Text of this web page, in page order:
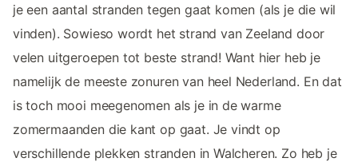
je een aantal stranden tegen gaat komen (als je die wil
vinden). Sowieso wordt het strand van Zeeland door
velen uitgeroepen tot beste strand! Want hier heb je
namelijk de meeste zonuren van heel Nederland. En dat
is toch mooi meegenomen als je in de warme
zomermaanden die kant op gaat. Je vindt op
verschillende plekken stranden in Walcheren. Zo heb je